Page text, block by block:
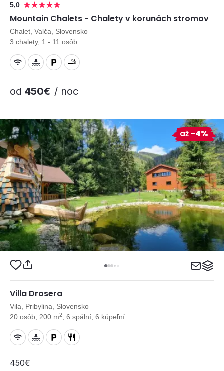
5,0
Mountain Chalets - Chalety v korunách stromov
Chalet, Valča, Slovensko
3 chalety, 1 - 11 osôb
od 450€ / noc
Villa Drosera
Vila, Pribylina, Slovensko
20 osôb, 200 m2 , 6 spální, 6 kúpeľní
450€
až -4%